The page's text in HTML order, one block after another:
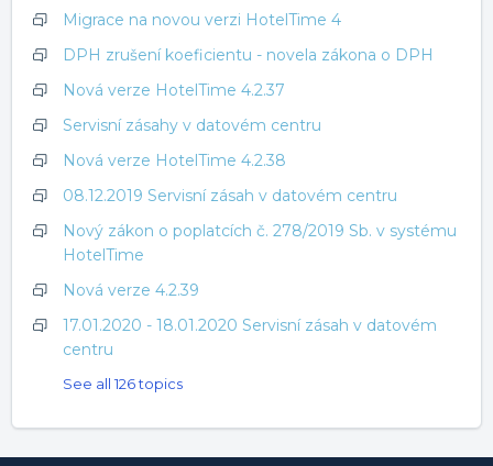
Migrace na novou verzi HotelTime 4
DPH zrušení koeficientu - novela zákona o DPH
Nová verze HotelTime 4.2.37
Servisní zásahy v datovém centru
Nová verze HotelTime 4.2.38
08.12.2019 Servisní zásah v datovém centru
Nový zákon o poplatcích č. 278/2019 Sb. v systému
HotelTime
Nová verze 4.2.39
17.01.2020 - 18.01.2020 Servisní zásah v datovém
centru
See all 126 topics